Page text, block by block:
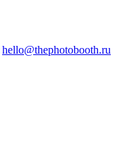
hello@thephotobooth.ru